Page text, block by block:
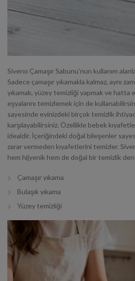
Siveno Çamaşır Sabunu’nun kullanım
Sadece çamaşır yıkamakla kalmaz, aynı
yıkamak, yüzey temizliği yapmak ve hatta
eşyalarını temizlemek için de
sayesinde evinizdeki birçok temizlik
karşılayabilirsiniz. Özellikle bebek
idealdir. İçeriğindeki doğal bileşenler
zarar vermeden kıyafetlerini temizler.
hem hijyenik hem de doğal bir temizlik
Çamaşır yıkama
Bulaşık yıkama
Yüzey temizliği